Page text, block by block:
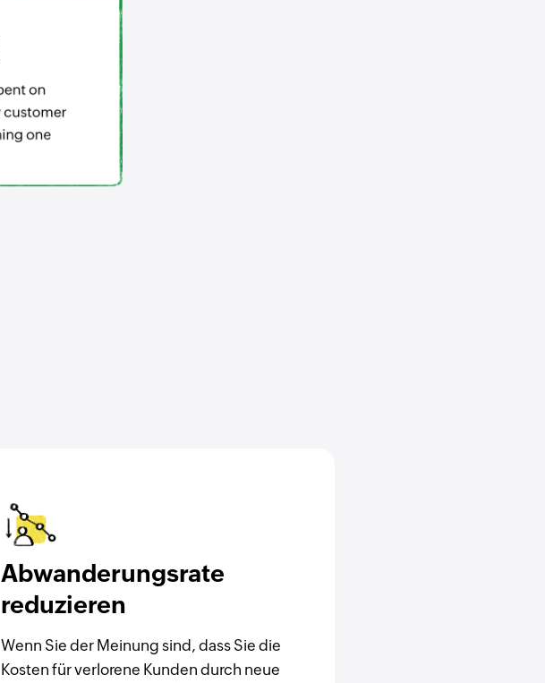
Abwanderungsrate
reduzieren
Wenn Sie der Meinung sind, dass Sie die
Kosten für verlorene Kunden durch neue